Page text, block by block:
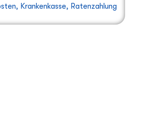
Krankenkasse, Ratenzahlung